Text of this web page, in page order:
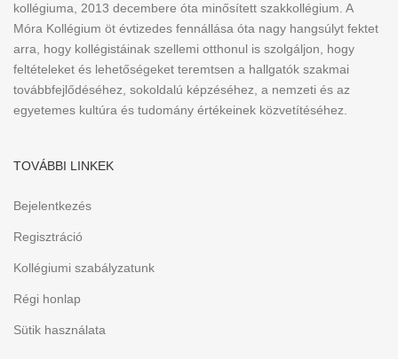
kollégiuma, 2013 decembere óta minősített szakkollégium. A
Móra Kollégium öt évtizedes fennállása óta nagy hangsúlyt fektet
arra, hogy kollégistáinak szellemi otthonul is szolgáljon, hogy
feltételeket és lehetőségeket teremtsen a hallgatók szakmai
továbbfejlődéséhez, sokoldalú képzéséhez, a nemzeti és az
egyetemes kultúra és tudomány értékeinek közvetítéséhez.
TOVÁBBI LINKEK
Bejelentkezés
Regisztráció
Kollégiumi szabályzatunk
Régi honlap
Sütik használata